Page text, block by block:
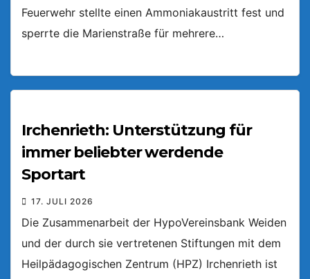
Feuerwehr stellte einen Ammoniakaustritt fest und
sperrte die Marienstraße für mehrere…
Irchenrieth: Unterstützung für
immer beliebter werdende
Sportart
17. JULI 2026
Die Zusammenarbeit der HypoVereinsbank Weiden
und der durch sie vertretenen Stiftungen mit dem
Heilpädagogischen Zentrum (HPZ) Irchenrieth ist